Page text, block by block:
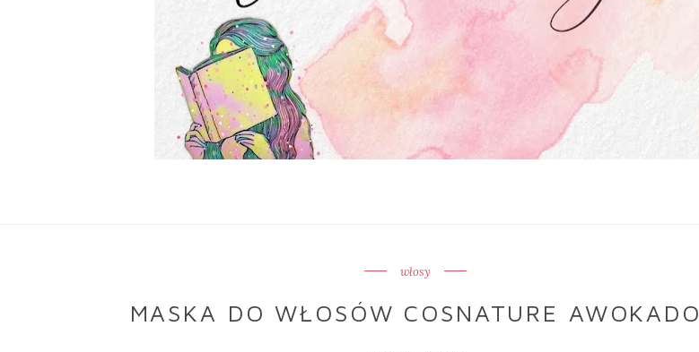
włosy
MASKA DO WŁOSÓW COSNATURE AWOKADO